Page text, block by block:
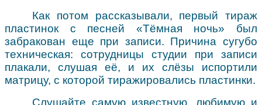
Как потом рассказывали, первый тираж
пластинок с песней «Тёмная ночь» был
забракован еще при записи. Причина сугубо
техническая: сотрудницы студии при записи
плакали, слушая её, и их слёзы испортили
матрицу, с которой тиражировались пластинки.
Слушайте самую известную, любимую и